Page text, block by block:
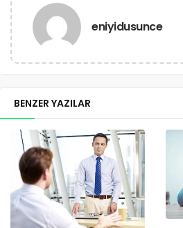
eniyidusunce
BENZER YAZILAR